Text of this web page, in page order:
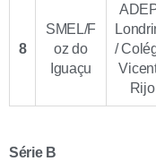
8
SMEL/F
oz do
Iguaçu
/
Rijo
Série B